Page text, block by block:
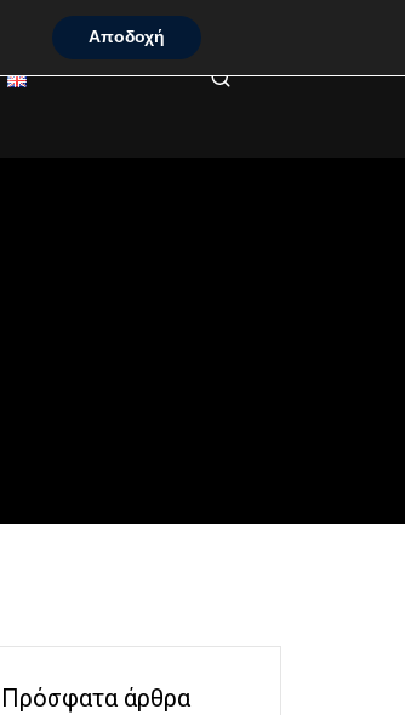
Πρόσφατα άρθρα
Αποδοχή